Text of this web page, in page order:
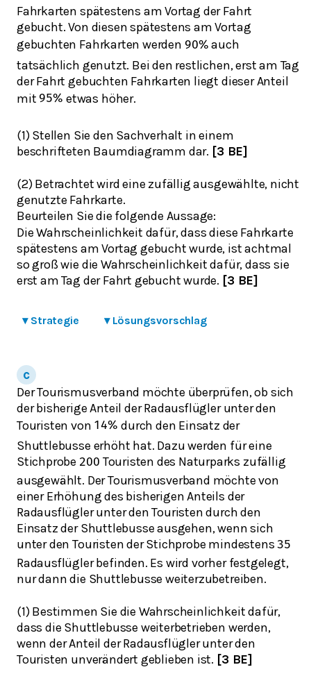
Fahrkarten spätestens am Vortag der Fahrt
gebucht. Von diesen spätestens am Vortag
gebuchten Fahrkarten werden 90% auch
tatsächlich genutzt. Bei den restlichen, erst am Tag
der Fahrt gebuchten Fahrkarten liegt dieser Anteil
mit 95% etwas höher.
(1) Stellen Sie den Sachverhalt in einem
beschrifteten Baumdiagramm dar. [3 BE]
(2) Betrachtet wird eine zufällig ausgewählte, nicht
genutzte Fahrkarte.
Beurteilen Sie die folgende Aussage:
Die Wahrscheinlichkeit dafür, dass diese Fahrkarte
spätestens am Vortag gebucht wurde, ist achtmal
so groß wie die Wahrscheinlichkeit dafür, dass sie
erst am Tag der Fahrt gebucht wurde. [3 BE]
▾ Strategie ▾ Lösungsvorschlag
Der Tourismusverband möchte überprüfen, ob sich
der bisherige Anteil der Radausflügler unter den
Touristen von 14% durch den Einsatz der
Shuttlebusse erhöht hat. Dazu werden für eine
Stichprobe 200 Touristen des Naturparks zufällig
ausgewählt. Der Tourismusverband möchte von
einer Erhöhung des bisherigen Anteils der
Radausflügler unter den Touristen durch den
Einsatz der Shuttlebusse ausgehen, wenn sich
unter den Touristen der Stichprobe mindestens35
Radausflügler befinden. Es wird vorher festgelegt,
nur dann die Shuttlebusse weiterzubetreiben.
(1) Bestimmen Sie die Wahrscheinlichkeit dafür,
dass die Shuttlebusse weiterbetrieben werden,
wenn der Anteil der Radausflügler unter den
Touristen unverändert geblieben ist. [3 BE]